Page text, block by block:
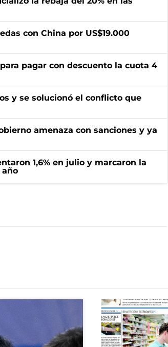
con China por US$19.000
pagar con descuento la cuota 4
y se solucionó el conflicto que
amenaza con sanciones y ya
1,6% en julio y marcaron la